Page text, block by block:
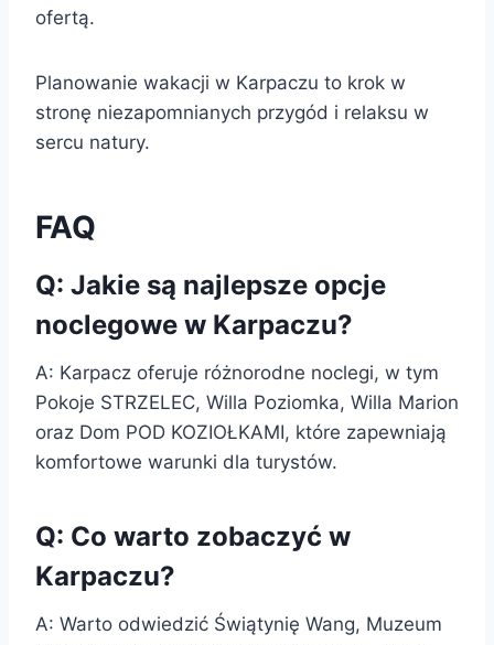
ofertą.
Planowanie wakacji w Karpaczu to krok w
stronę niezapomnianych przygód i relaksu w
sercu natury.
FAQ
Q: Jakie są najlepsze opcje
noclegowe w Karpaczu?
A: Karpacz oferuje różnorodne noclegi, w tym
Pokoje STRZELEC, Willa Poziomka, Willa Marion
oraz Dom POD KOZIOŁKAMI, które zapewniają
komfortowe warunki dla turystów.
Q: Co warto zobaczyć w
Karpaczu?
A: Warto odwiedzić Świątynię Wang, Muzeum